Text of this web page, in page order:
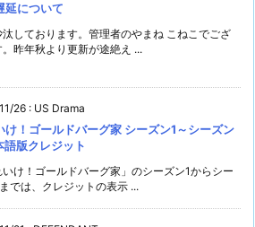
延について
汰しております。管理者のやまね こねこでござ
。昨年秋より更新が途絶え ...
26 : US Drama
け！ゴールドバーグ家 シーズン1～シーズン
語版クレジット
いけ！ゴールドバーグ家」のシーズン1からシー
では、クレジットの表示 ...